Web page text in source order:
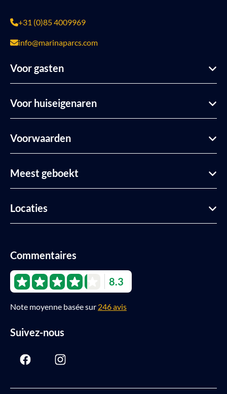
+31 (0)85 4009969
info@marinaparcs.com
Voor gasten
Voor huiseigenaren
Voorwaarden
Meest geboekt
Locaties
Commentaires
8.3
Note moyenne basée sur 246 avis
Suivez-nous